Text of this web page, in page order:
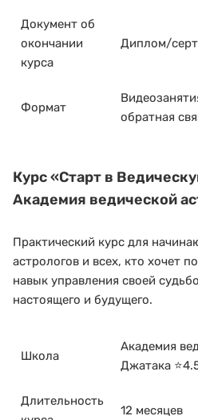
Документ об
окончании
курса
Диплом/
Формат
обратная
Курс«Старт в
Академия ведической
Практический курс для
астрологов и всех, кто хочет
навык управления своей
настоящего и будущего.
Школа
Академия
Джатака
Длительность
12 месяцев